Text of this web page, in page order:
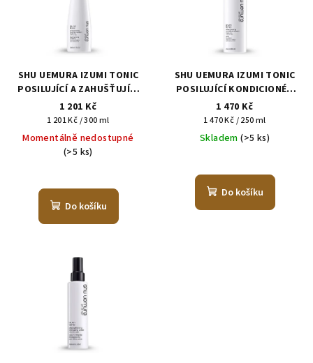
SHU UEMURA IZUMI TONIC
POSILUJÍCÍ A ZAHUŠŤUJÍCÍ
ŠAMPON 300 ml
1 201 Kč
Měrná
cena:
1 201 Kč / 300 ml
Momentálně nedostupné
(>5 ks)
Do košíku
SHU UEMURA IZUMI TONIC
POSILUJÍCÍ KONDICIONÉR
250 ml
1 470 Kč
Měrná
cena:
1 470 Kč / 250 ml
Skladem(>5 ks)
Do košíku